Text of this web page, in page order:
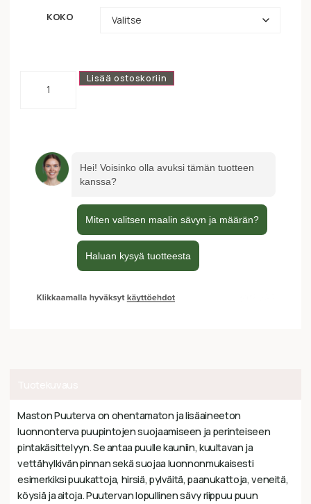
KOKO
Lisää ostoskoriin
Maston Puuterva on ohentamaton ja lisäaineeton
luonnonterva puupintojen suojaamiseen ja perinteiseen
pintakäsittelyyn. Se antaa puulle kauniin, kuultavan ja
vettähylkivän pinnan sekä suojaa luonnonmukaisesti
esimerkiksi puukattoja, hirsiä, pylväitä, paanukattoja, veneitä,
köysiä ja aitoja. Puutervan lopullinen sävy riippuu puun